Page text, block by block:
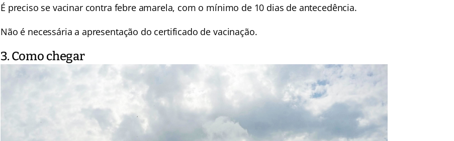
É preciso se vacinar contra febre amarela, com o mínimo de 10 dias de antecedência.
Não é necessária a apresentação do certificado de vacinação.
3. Como chegar